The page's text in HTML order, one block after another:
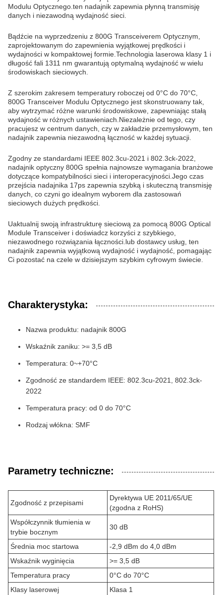
Modulu Optycznego.ten nadajnik zapewnia płynną transmisję
danych i niezawodną wydajność sieci.
Bądźcie na wyprzedzeniu z 800G Transceiverem Optycznym,
zaprojektowanym do zapewnienia wyjątkowej prędkości i
wydajności w kompaktowej formie.Technologia laserowa klasy 1 i
długość fali 1311 nm gwarantują optymalną wydajność w wielu
środowiskach sieciowych.
Z szerokim zakresem temperatury roboczej od 0°C do 70°C,
800G Transceiver Modulu Optycznego jest skonstruowany tak,
aby wytrzymać różne warunki środowiskowe, zapewniając stałą
wydajność w różnych ustawieniach.Niezależnie od tego, czy
pracujesz w centrum danych, czy w zakładzie przemysłowym, ten
nadajnik zapewnia niezawodną łączność w każdej sytuacji.
Zgodny ze standardami IEEE 802.3cu-2021 i 802.3ck-2022,
nadajnik optyczny 800G spełnia najnowsze wymagania branżowe
dotyczące kompatybilności sieci i interoperacyjności.Jego czas
przejścia nadajnika 17ps zapewnia szybką i skuteczną transmisję
danych, co czyni go idealnym wyborem dla zastosowań
sieciowych dużych prędkości.
Uaktualnij swoją infrastrukturę sieciową za pomocą 800G Optical
Module Transceiver i doświadcz korzyści z szybkiego,
niezawodnego rozwiązania łączności.lub dostawcy usług, ten
nadajnik zapewnia wyjątkową wydajność i wydajność, pomagając
Ci pozostać na czele w dzisiejszym szybkim cyfrowym świecie.
Charakterystyka:
Nazwa produktu: nadajnik 800G
Wskaźnik zaniku: >= 3,5 dB
Temperatura: 0~+70°C
Zgodność ze standardem IEEE: 802.3cu-2021, 802.3ck-
2022
Temperatura pracy: od 0 do 70°C
Rodzaj włókna: SMF
Parametry techniczne:
Zgodność z przepisami
Dyrektywa UE 2011/65/UE
(zgodna z RoHS)
Współczynnik tłumienia w
trybie bocznym
30 dB
Średnia moc startowa
-2,9 dBm do 4,0 dBm
Wskaźnik wyginięcia
>= 3,5 dB
Temperatura pracy
0°C do 70°C
Klasy laserowej
Klasa 1